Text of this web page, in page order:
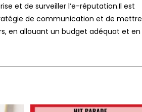
et de surveiller l’e-réputation.Il est
de communication et de mettre
en allouant un budget adéquat et en